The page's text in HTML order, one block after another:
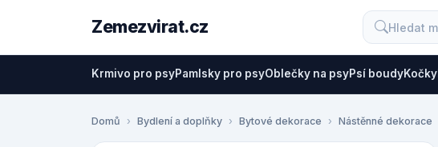
Zemezvirat.cz
Krmivo pro psyPamlsky pro psyOblečky na psyPsí boudyKočky
Domů Bydlení a doplňky Bytové dekorace Nástěnné dekorace